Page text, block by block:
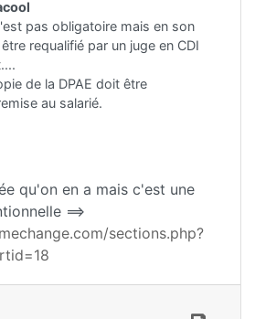
pas obligatoire mais en son
requalifié par un juge en CDI
de la DPAE doit être
au salarié.
qu'on en a mais c'est une
==>
sections.php?